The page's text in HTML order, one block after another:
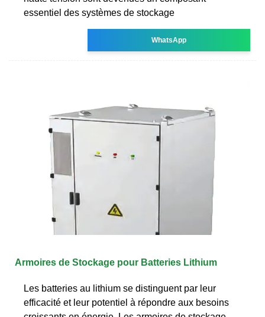
essentiel des systèmes de stockage
WhatsApp
Armoires de Stockage pour Batteries Lithium
Les batteries au lithium se distinguent par leur
efficacité et leur potentiel à répondre aux besoins